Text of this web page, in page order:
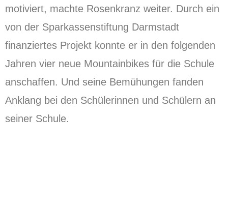
motiviert, machte Rosenkranz weiter. Durch ein
von der Sparkassenstiftung Darmstadt
finanziertes Projekt konnte er in den folgenden
Jahren vier neue Mountainbikes für die Schule
anschaffen. Und seine Bemühungen fanden
Anklang bei den Schülerinnen und Schülern an
seiner Schule.